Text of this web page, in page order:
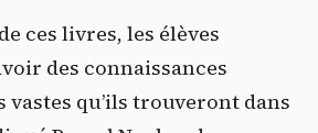
ces livres, les élèves
des connaissances
vastes qu’ils trouveront dans